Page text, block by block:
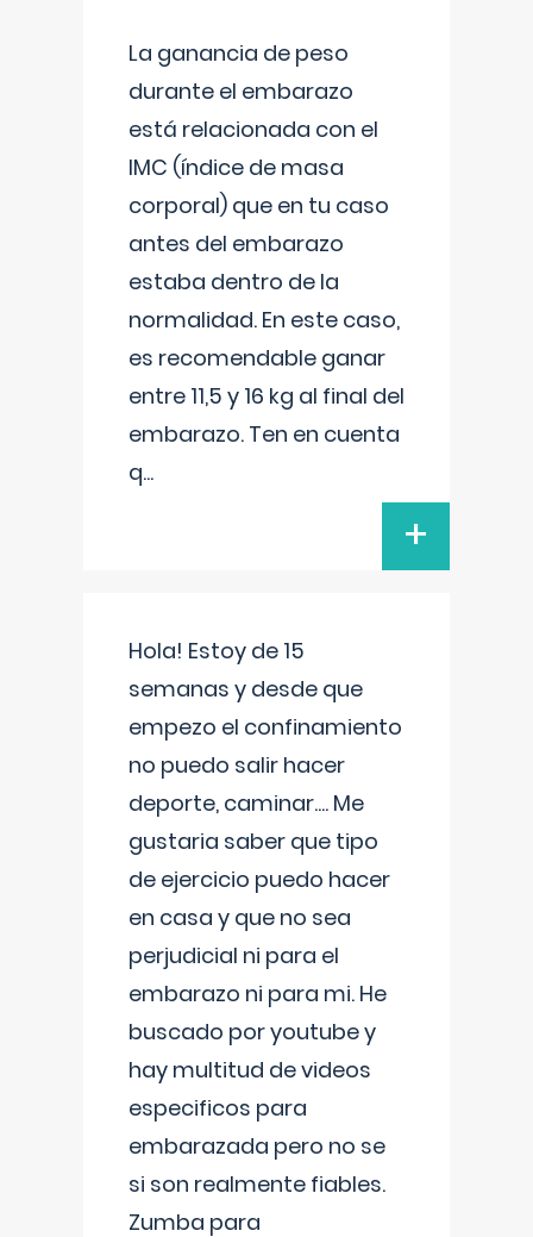
La ganancia de peso
durante el embarazo
está relacionada con el
IMC (índice de masa
corporal) que en tu caso
antes del embarazo
estaba dentro de la
normalidad. En este caso,
es recomendable ganar
entre 11,5 y 16 kg al final del
embarazo. Ten en cuenta
q...
+
Hola! Estoy de 15
semanas y desde que
empezo el confinamiento
no puedo salir hacer
deporte, caminar.... Me
gustaria saber que tipo
de ejercicio puedo hacer
en casa y que no sea
perjudicial ni para el
embarazo ni para mi. He
buscado por youtube y
hay multitud de videos
especificos para
embarazada pero no se
si son realmente fiables.
Zumba para